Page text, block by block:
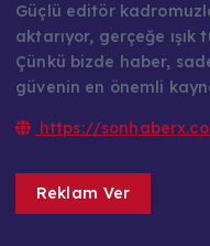
Güçlü editör
aktarıyor, gerçeğe ışık
Çünkü bizde haber,
güvenin en önemli
https://
Reklam Ver